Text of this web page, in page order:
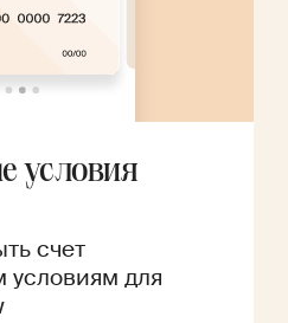
условия
счет
условиям для